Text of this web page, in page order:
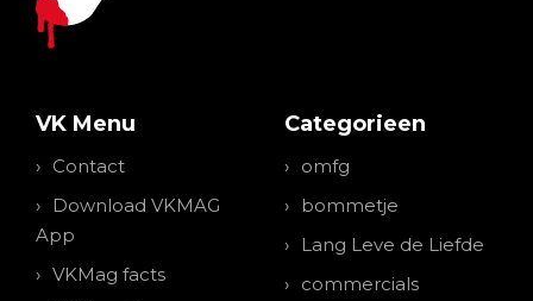
VK Menu
Contact
Download VKMAG
App
VKMag facts
Categorieen
omfg
bommetje
Lang Leve de Liefde
commercials